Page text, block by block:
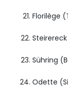
Florilège
Sühring
Odette